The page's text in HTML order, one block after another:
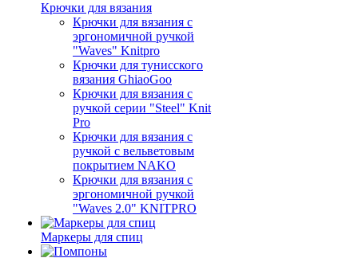
Крючки для вязания
Крючки для вязания с
эргономичной ручкой
"Waves" Knitpro
Крючки для тунисского
вязания GhiaoGoo
Крючки для вязания с
ручкой серии "Steel" Knit
Pro
Крючки для вязания с
ручкой с вельветовым
покрытием NAKO
Крючки для вязания с
эргономичной ручкой
"Waves 2.0" KNITPRO
Маркеры для спиц